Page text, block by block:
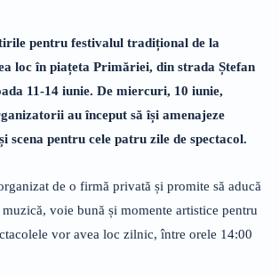
pentru festivalul tradițional de la
loc în piațeta Primăriei, din strada Ștefan
11-14 iunie. De miercuri, 10 iunie,
au început să își amenajeze
scena pentru cele patru zile de spectacol.
de o firmă privată și promite să aducă
voie bună și momente artistice pentru
vor avea loc zilnic, între orele 14:00